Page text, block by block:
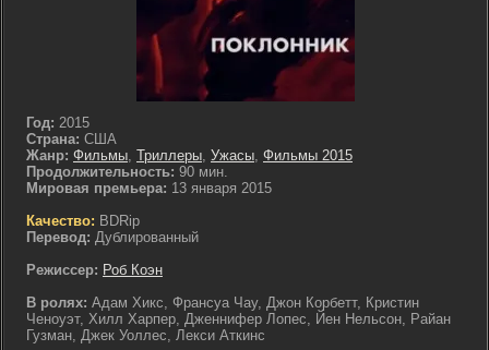
Год: 2015
Страна: США
Жанр: Фильмы, Триллеры, Ужасы, Фильмы 2015
Продолжительность: 90 мин.
Мировая премьера: 13 января 2015
Качество: BDRip
Перевод: Дублированный
Режиссер: Роб Коэн
В ролях: Адам Хикс, Франсуа Чау, Джон Корбетт, Кристин
Ченоуэт, Хилл Харпер, Дженнифер Лопес, Йен Нельсон, Райан
Гузман, Джек Уоллес, Лекси Аткинс